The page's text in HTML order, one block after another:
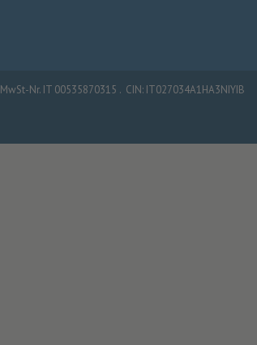
MwSt-Nr. IT 00535870315 . CIN: IT027034A1HA3NIYIB